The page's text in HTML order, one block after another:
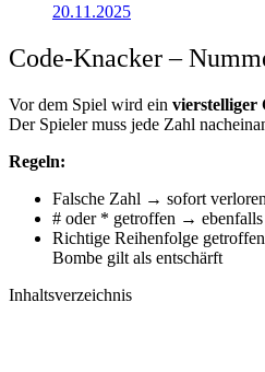
20.11.2025
Code-Knacker –
Vor dem Spiel wird ein vierstelliger
Der Spieler muss jede Zahl
Regeln:
Falsche Zahl → sofort verloren
# oder * getroffen → ebenfalls
Richtige Reihenfolge
Bombe gilt als entschärft
Inhaltsverzeichnis